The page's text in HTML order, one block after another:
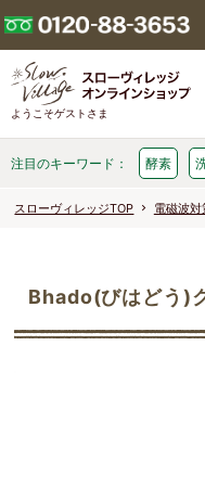
ようこそゲストさま
注目のキーワード： 酵素
スローヴィレッジTOP 電磁波対
Bhado(びはどう)